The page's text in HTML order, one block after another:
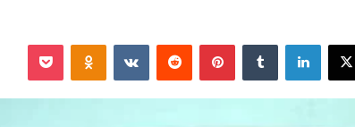
‫X لينكدإن ‏Tumblr بينتيريست ‏Reddit
‏VKontakte
Odnoklassniki
‫Pocket